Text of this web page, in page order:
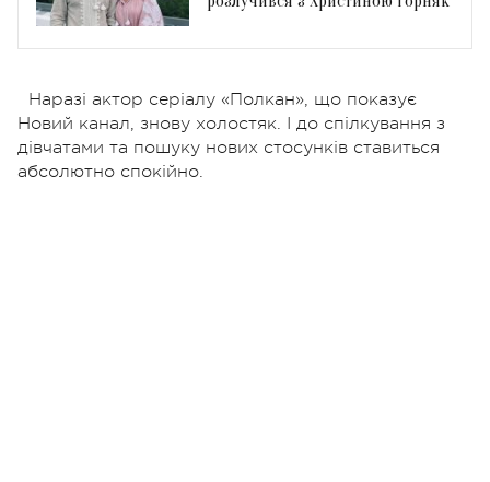
Наразі актор серіалу «Полкан», що показує
Новий канал, знову холостяк. І до спілкування з
дівчатами та пошуку нових стосунків ставиться
абсолютно спокійно.